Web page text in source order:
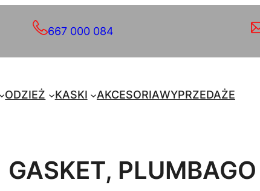
667 000 084
ODZIEŻ KASKI AKCESORIAWYPRZEDAŻE
GASKET, PLUMBAGO